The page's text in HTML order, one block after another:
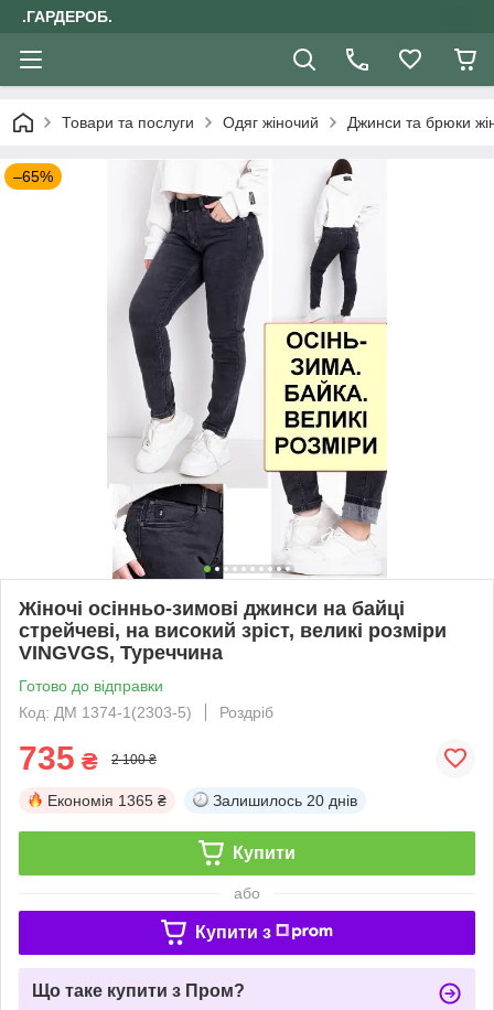
.ГАРДЕРОБ.
Товари та послуги Одяг жіночий Джинси та брюки
–65%
Жіночі осінньо-зимові джинси на байці
стрейчеві, на високий зріст, великі розміри
VINGVGS, Туреччина
Готово до відправки
Код: ДМ 1374-1(2303-5)
Роздріб
735 ₴ 2 100 ₴
Економія 1365 ₴ Залишилось 20 днів
Купити
або
Купити з
Що таке купити з Пром?